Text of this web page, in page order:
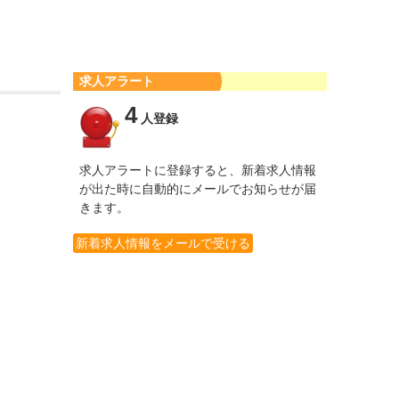
求人アラート
4人登録
求人アラートに登録すると、新着求人情報
が出た時に自動的にメールでお知らせが届
きます。
新着求人情報をメールで受ける